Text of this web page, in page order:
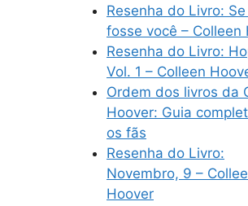
Resenha do Livro:
fosse você – Colleen
Resenha do Livro:
Vol. 1 – Colleen
Ordem dos livros da
Hoover: Guia
os fãs
Resenha do Livro:
Novembro, 9 –
Hoover